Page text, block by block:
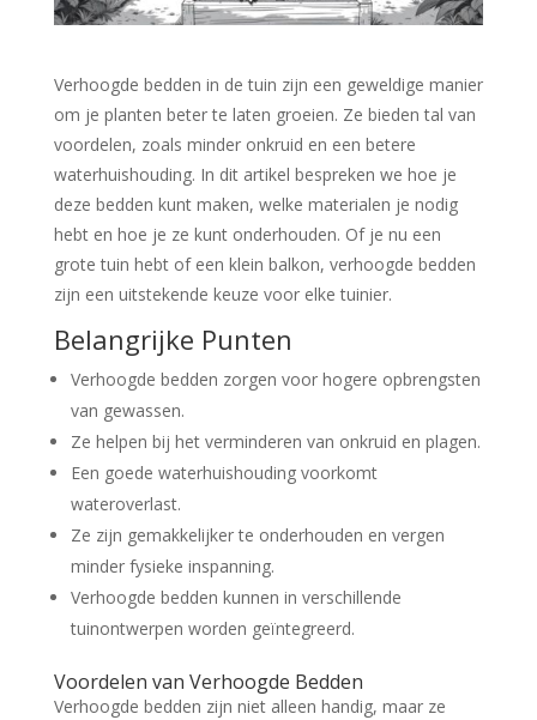
Verhoogde bedden in de tuin zijn een geweldige manier
om je planten beter te laten groeien. Ze bieden tal van
voordelen, zoals minder onkruid en een betere
waterhuishouding. In dit artikel bespreken we hoe je
deze bedden kunt maken, welke materialen je nodig
hebt en hoe je ze kunt onderhouden. Of je nu een
grote tuin hebt of een klein balkon, verhoogde bedden
zijn een uitstekende keuze voor elke tuinier.
Belangrijke Punten
Verhoogde bedden zorgen voor hogere opbrengsten
van gewassen.
Ze helpen bij het verminderen van onkruid en plagen.
Een goede waterhuishouding voorkomt
wateroverlast.
Ze zijn gemakkelijker te onderhouden en vergen
minder fysieke inspanning.
Verhoogde bedden kunnen in verschillende
tuinontwerpen worden geïntegreerd.
Voordelen van Verhoogde Bedden
Verhoogde bedden zijn niet alleen handig, maar ze